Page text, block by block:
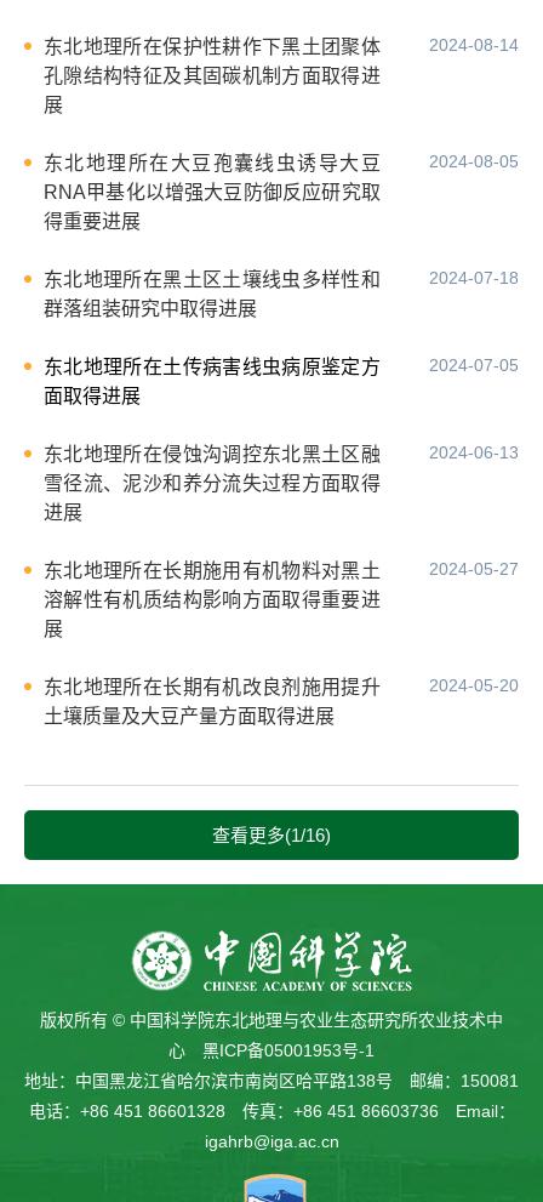
东北地理所在保护性耕作下黑土团聚体
孔隙结构特征及其固碳机制方面取得进
展
2024-08-14
东北地理所在大豆孢囊线虫诱导大豆
RNA甲基化以增强大豆防御反应研究取
得重要进展
2024-08-05
东北地理所在黑土区土壤线虫多样性和
群落组装研究中取得进展
2024-07-18
东北地理所在土传病害线虫病原鉴定方
面取得进展
2024-07-05
东北地理所在侵蚀沟调控东北黑土区融
雪径流、泥沙和养分流失过程方面取得
进展
2024-06-13
东北地理所在长期施用有机物料对黑土
溶解性有机质结构影响方面取得重要进
展
2024-05-27
东北地理所在长期有机改良剂施用提升
土壤质量及大豆产量方面取得进展
2024-05-20
查看更多(1/16)
版权所有 © 中国科学院东北地理与农业生态研究所农业技术中
心 黑ICP备05001953号-1
地址：中国黑龙江省哈尔滨市南岗区哈平路138号 邮编：150081
电话：+86 451 86601328 传真：+86 451 86603736 Email：
igahrb@iga.ac.cn